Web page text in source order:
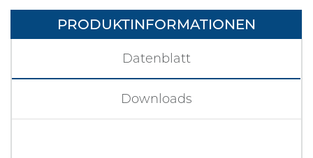
PRODUKTINFORMATIONEN
Datenblatt
Downloads